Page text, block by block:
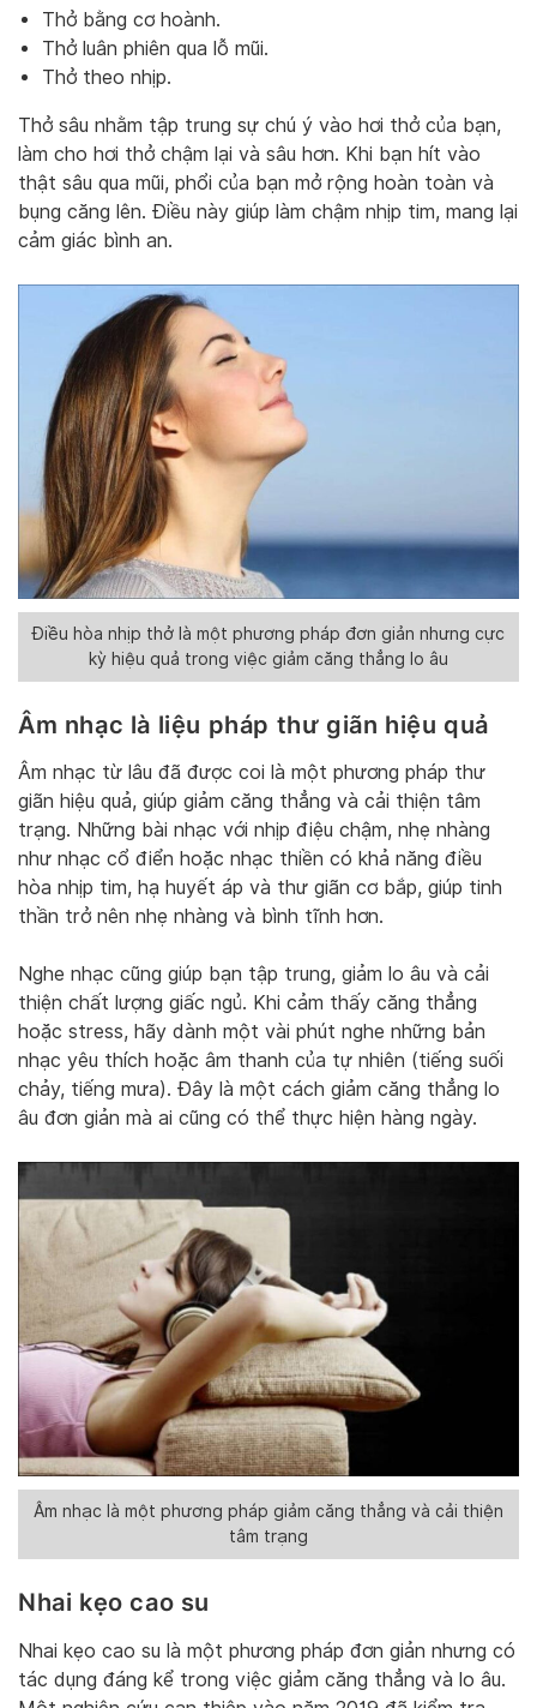
Thở bằng cơ hoành.
Thở luân phiên qua lỗ mũi.
Thở theo nhịp.
Thở sâu nhằm tập trung sự chú ý vào hơi thở của bạn,
làm cho hơi thở chậm lại và sâu hơn. Khi bạn hít vào
thật sâu qua mũi, phổi của bạn mở rộng hoàn toàn và
bụng căng lên. Điều này giúp làm chậm nhịp tim, mang lại
cảm giác bình an.
Điều hòa nhịp thở là một phương pháp đơn giản nhưng cực
kỳ hiệu quả trong việc giảm căng thẳng lo âu
Âm nhạc là liệu pháp thư giãn hiệu quả
Âm nhạc từ lâu đã được coi là một phương pháp thư
giãn hiệu quả, giúp giảm căng thẳng và cải thiện tâm
trạng. Những bài nhạc với nhịp điệu chậm, nhẹ nhàng
như nhạc cổ điển hoặc nhạc thiền có khả năng điều
hòa nhịp tim, hạ huyết áp và thư giãn cơ bắp, giúp tinh
thần trở nên nhẹ nhàng và bình tĩnh hơn.
Nghe nhạc cũng giúp bạn tập trung, giảm lo âu và cải
thiện chất lượng giấc ngủ. Khi cảm thấy căng thẳng
hoặc stress, hãy dành một vài phút nghe những bản
nhạc yêu thích hoặc âm thanh của tự nhiên (tiếng suối
chảy, tiếng mưa). Đây là một cách giảm căng thẳng lo
âu đơn giản mà ai cũng có thể thực hiện hàng ngày.
Âm nhạc là một phương pháp giảm căng thẳng và cải thiện
tâm trạng
Nhai kẹo cao su
Nhai kẹo cao su là một phương pháp đơn giản nhưng có
tác dụng đáng kể trong việc giảm căng thẳng và lo âu.